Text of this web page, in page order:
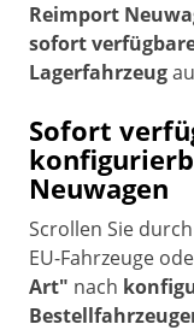
Reimport
sofort
Lagerfahrzeug
Sofort
Neuwagen
Scrollen Sie
EU-Fahrzeuge
Art" nach